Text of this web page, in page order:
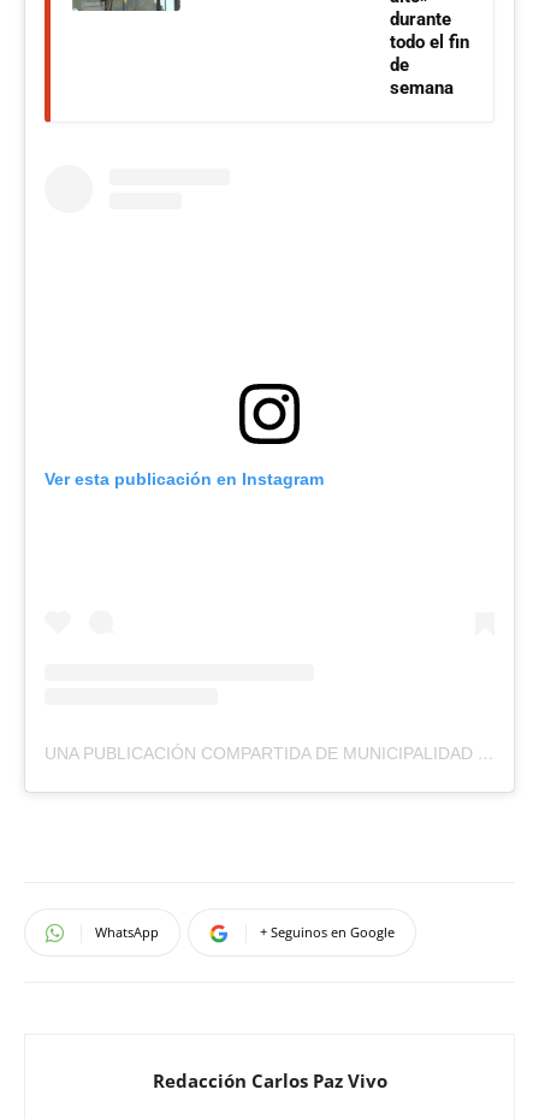
durante
todo el fin
de
semana
Ver esta publicación en Instagram
UNA PUBLICACIÓN COMPARTIDA DE MUNICIPALIDAD VILLA CARLOS PAZ (@MUNICARLOSPAZ)
WhatsApp + Seguinos en Google
Redacción Carlos Paz Vivo